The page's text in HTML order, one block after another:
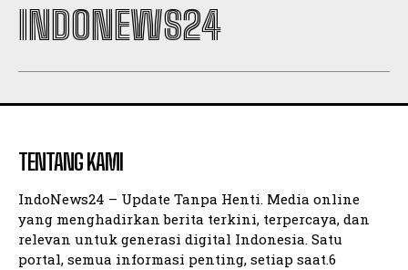
INDONEWS24
TENTANG KAMI
IndoNews24 – Update Tanpa Henti. Media online
yang menghadirkan berita terkini, terpercaya, dan
relevan untuk generasi digital Indonesia. Satu
portal, semua informasi penting, setiap saat.6